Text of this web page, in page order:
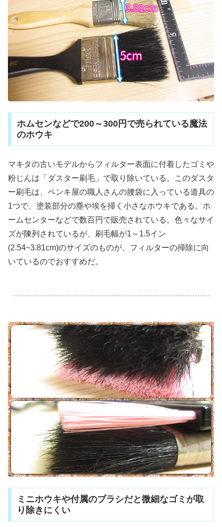
ホムセンなどで200～300円で売られている魔法
のホウキ
マキタの古いモデルからフィルター表面に付着したゴミや
粉じんは「ダスター刷毛」で取り除いている。このダスタ
ー刷毛は、ペンキ屋の職人さんの腰袋に入っている道具の
1つで、塗装部分の塵や埃を掃く小さなホウキである。ホ
ームセンターなどで数百円で販売されている。色々なサイ
ズが陳列されているが、刷毛幅が1～1.5イン
(2.54~3.81cm)のサイズのものが、フィルターの掃除に向
いているのでおすすめだ。
ミニホウキや付属のブラシだと微細なゴミが取
り除きにくい